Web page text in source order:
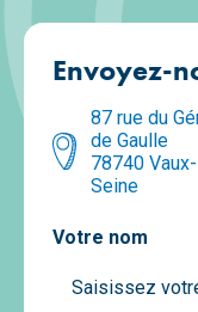
Envoyez-
87 rue du
de Gaulle
78740
Seine
Votre nom